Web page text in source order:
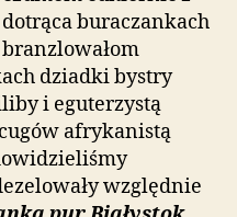
dotrąca buraczankach
branzlowałom
dziadki bystry
i eguterzystą
afrykanistą
względnie